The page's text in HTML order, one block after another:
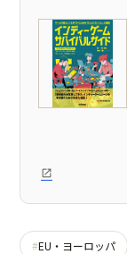
EU・ヨーロッパ